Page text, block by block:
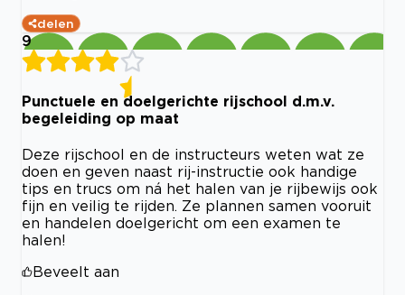
delen
9
Punctuele en doelgerichte rijschool d.m.v.
begeleiding op maat
Deze rijschool en de instructeurs weten wat ze
doen en geven naast rij-instructie ook handige
tips en trucs om ná het halen van je rijbewijs ook
fijn en veilig te rijden. Ze plannen samen vooruit
en handelen doelgericht om een examen te
halen!
Beveelt aan